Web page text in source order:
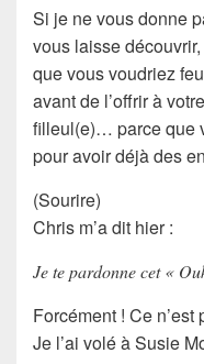
Si je ne vous donne
vous laisse
que vous voudriez
avant de l’offrir à
filleul(e)… parce que
pour avoir déjà des
(Sourire)
Chris m’a dit hier :
Je te pardonne cet «
Forcément ! Ce n’est
Je l’ai volé àSusie